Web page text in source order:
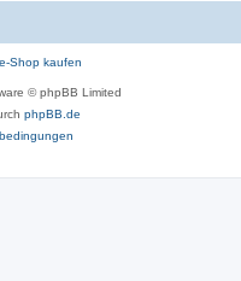
Shop kaufen
© phpBB Limited
phpBB.de